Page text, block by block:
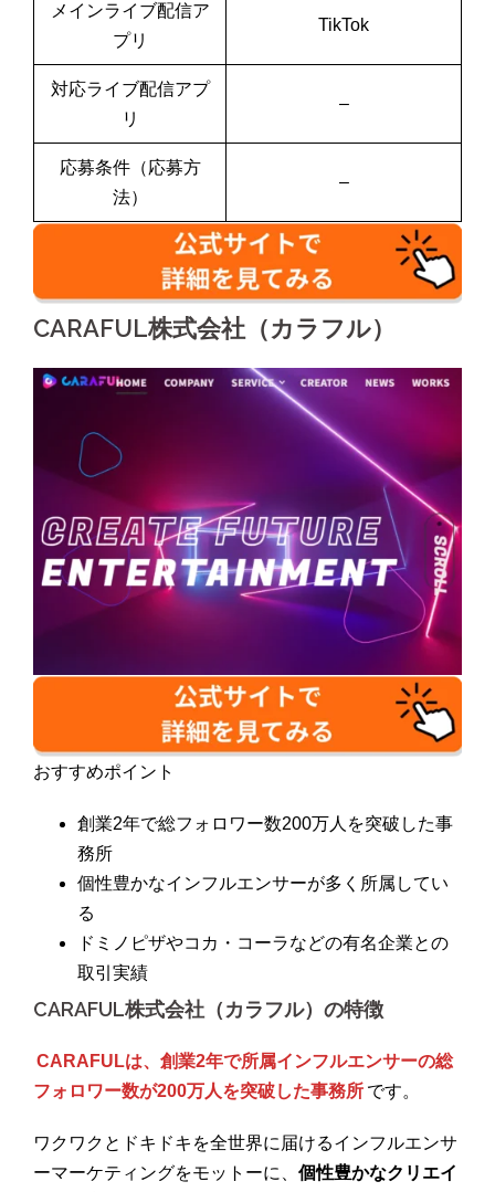
メインライブ配信ア
プリ
TikTok
対応ライブ配信アプ
リ
–
応募条件（応募方
法）
–
CARAFUL株式会社（カラフル）
おすすめポイント
創業2年で総フォロワー数200万人を突破した事
務所
個性豊かなインフルエンサーが多く所属してい
る
ドミノピザやコカ・コーラなどの有名企業との
取引実績
CARAFUL株式会社（カラフル）の特徴
CARAFULは、創業2年で所属インフルエンサーの総
フォロワー数が200万人を突破した事務所 です。
ワクワクとドキドキを全世界に届けるインフルエンサ
ーマーケティングをモットーに、 個性豊かなクリエイ